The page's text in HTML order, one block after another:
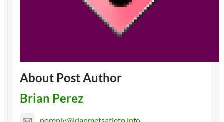
About Post Author
Brian Perez